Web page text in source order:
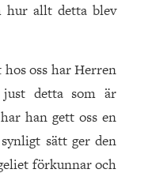
hur allt detta blev
hos oss har Herren
detta som är
han gett oss en
sätt ger den
förkunnar och